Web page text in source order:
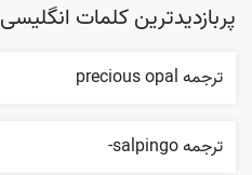
پربازدیدترین کلمات انگلیسی
ترجمه precious opal
ترجمه salpingo-